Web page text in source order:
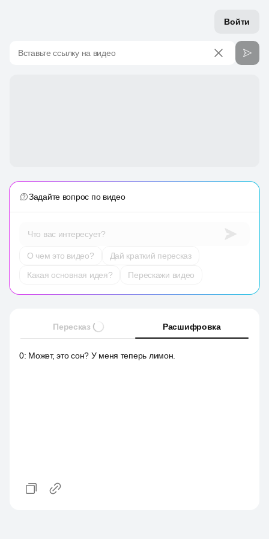
Войти
Вставьте ссылку на видео
Задайте вопрос по видео
Что вас интересует?
О чем это видео?
Дай краткий пересказ
Какая основная идея?
Перескажи видео
Пересказ Расшифровка
0: Может, это сон? У меня теперь лимон.